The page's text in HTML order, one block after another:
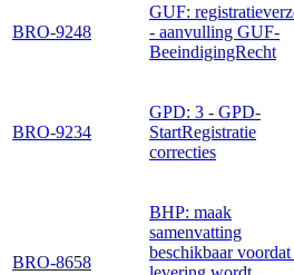
BRO-9248
GUF:
- aanvulling GUF-
BeeindigingRecht
BRO-9234
GPD: 3 - GPD-
StartRegistratie
correcties
BRO-8658
BHP: maak
samenvatting
beschikbaar voordat